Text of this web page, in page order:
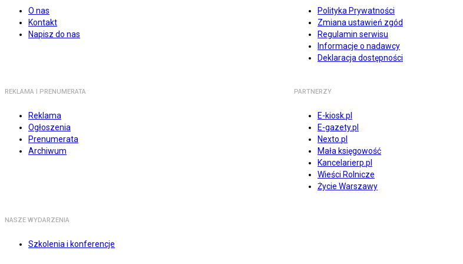
O nas
Kontakt
Napisz do nas
Polityka Prywatności
Zmiana ustawień zgód
Regulamin serwisu
Informacje o nadawcy
Deklaracja dostępności
REKLAMA I PRENUMERATA
Reklama
Ogłoszenia
Prenumerata
Archiwum
PARTNERZY
E-kiosk.pl
E-gazety.pl
Nexto.pl
Mała księgowość
Kancelarierp.pl
Wieści Rolnicze
Życie Warszawy
NASZE WYDARZENIA
Szkolenia i konferencje